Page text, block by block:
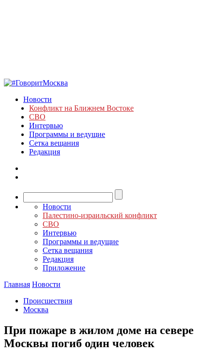
Новости
Конфликт на Ближнем Востоке
СВО
Интервью
Программы и ведущие
Сетка вещания
Редакция
Новости
Палестино-израильский конфликт
СВО
Интервью
Программы и ведущие
Сетка вещания
Редакция
Приложение
Главная Новости
Происшествия
Москва
При пожаре в жилом доме на севере
Москвы погиб один человек